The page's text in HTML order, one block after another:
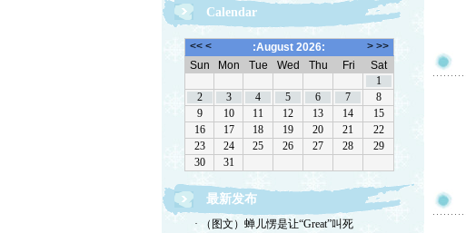
Calendar
最新发布
· （图文）蝉儿愣是让“Great”叫死